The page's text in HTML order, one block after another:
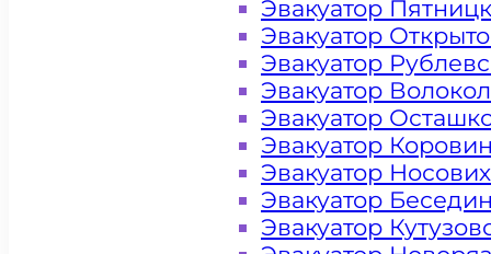
Эвакуатор
Эвакуатор
Эвакуатор
Эвакуатор
Эвакуатор
Эвакуатор
Эвакуатор
Эвакуатор
Эвакуатор